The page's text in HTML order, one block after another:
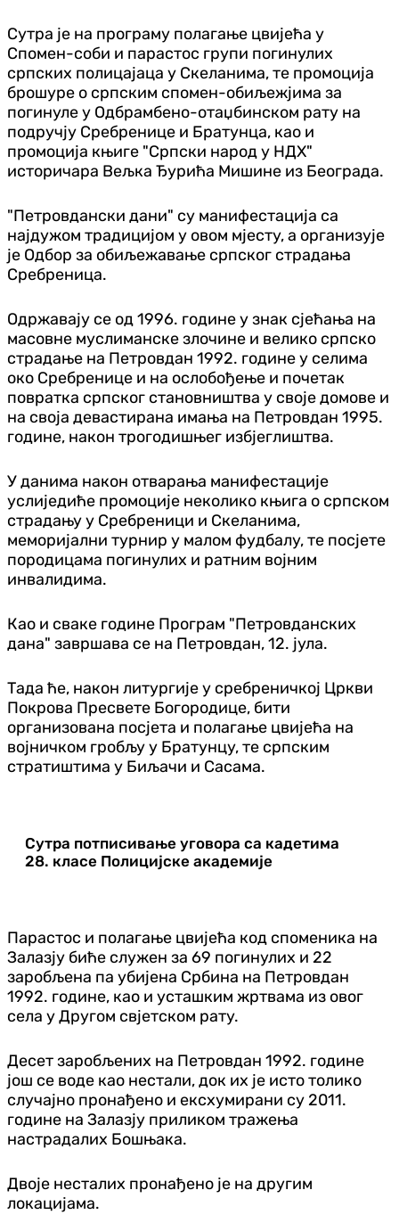
Сутра је на програму полагање цвијећа у
Спомен-соби и парастос групи погинулих
српских полицајаца у Скеланима, те промоција
брошуре о српским спомен-обиљежјима за
погинуле у Одбрамбено-отаџбинском рату на
подручју Сребренице и Братунца, као и
промоција књиге "Српски народ у НДХ"
историчара Вељка Ђурића Мишине из Београда.
"Петровдански дани" су манифестација са
најдужом традицијом у овом мјесту, а организује
је Одбор за обиљежавање српског страдања
Сребреница.
Одржавају се од 1996. године у знак сјећања на
масовне муслиманске злочине и велико српско
страдање на Петровдан 1992. године у селима
око Сребренице и на ослобођење и почетак
повратка српског становништва у своје домове и
на своја девастирана имања на Петровдан 1995.
године, након трогодишњег избјеглиштва.
У данима након отварања манифестације
услиједиће промоције неколико књига о српском
страдању у Сребреници и Скеланима,
меморијални турнир у малом фудбалу, те посјете
породицама погинулих и ратним војним
инвалидима.
Као и сваке године Програм "Петровданских
дана" завршава се на Петровдан, 12. јула.
Тада ће, након литургије у сребреничкој Цркви
Покрова Пресвете Богородице, бити
организована посјета и полагање цвијећа на
војничком гробљу у Братунцу, те српским
стратиштима у Биљачи и Сасама.
Сутра потписивање уговора са кадетима
28. класе Полицијске академије
Парастос и полагање цвијећа код споменика на
Залазју биће служен за 69 погинулих и 22
заробљена па убијена Србина на Петровдан
1992. године, као и усташким жртвама из овог
села у Другом свјетском рату.
Десет заробљених на Петровдан 1992. године
још се воде као нестали, док их је исто толико
случајно пронађено и ексхумирани су 2011.
године на Залазју приликом тражења
настрадалих Бошњака.
Двоје несталих пронађено је на другим
локацијама.